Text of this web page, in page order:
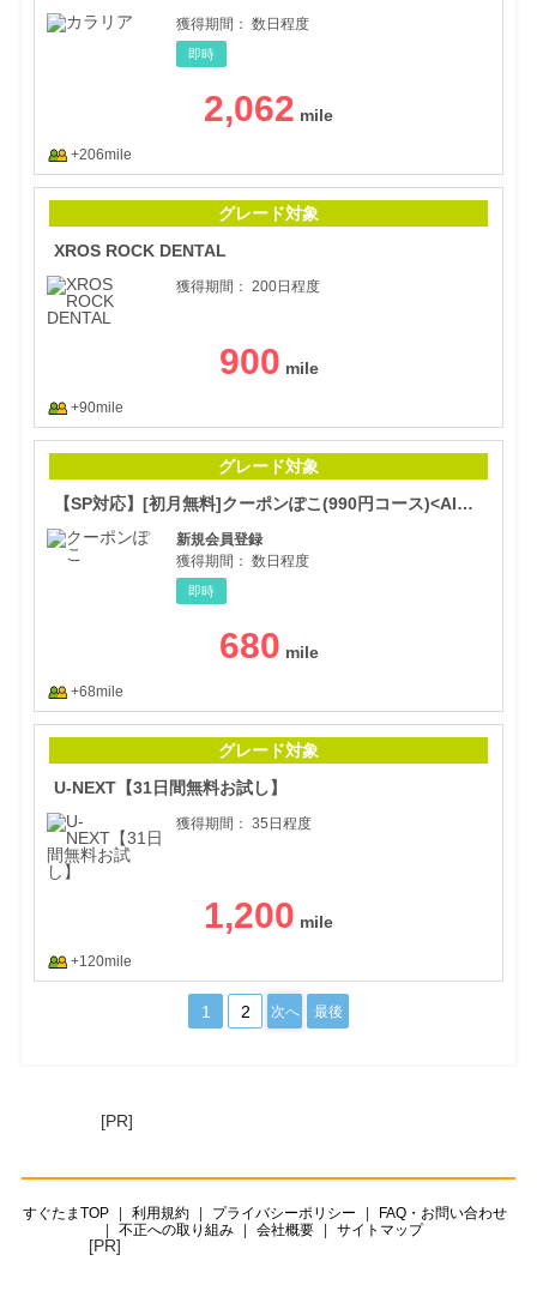
獲得期間： 数日程度
即時
2,062
+206mile
グレード対象
XROS ROCK DENTAL
獲得期間： 200日程度
900
+90mile
グレード対象
【SP対応】[初月無料]クーポンぽこ(990円コース)<AI専用>
新規会員登録
獲得期間： 数日程度
即時
680
+68mile
グレード対象
U-NEXT【31日間無料お試し】
獲得期間： 35日程度
1,200
+120mile
1 2 次へ 最後
[PR]
すぐたまTOP 利用規約 プライバシーポリシー
FAQ・お問い合わせ
不正への取り組み
会社概要 サイトマップ
[PR]